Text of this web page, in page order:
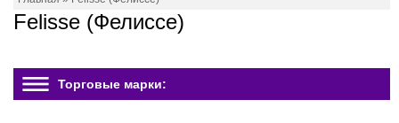
Felisse (Фелиссе)
Торговые марки: